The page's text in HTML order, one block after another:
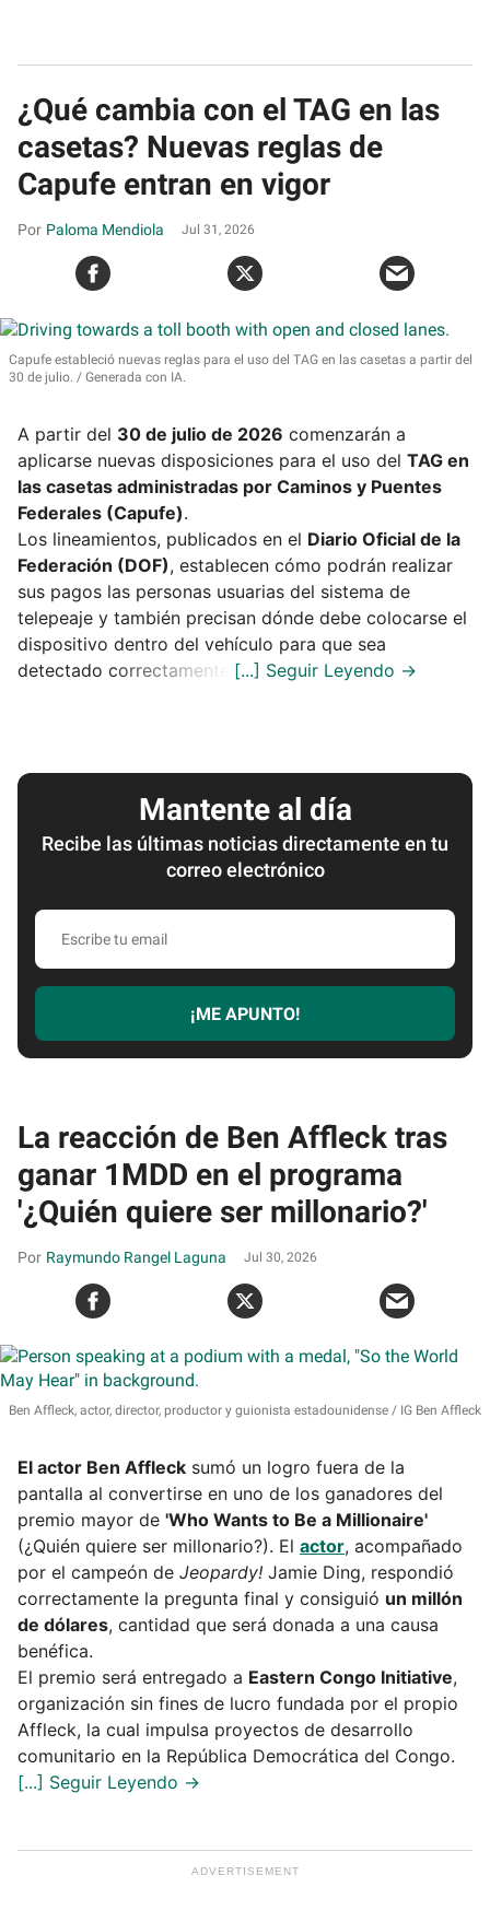
¿Qué cambia con el TAG en las
casetas? Nuevas reglas de
Capufe entran en vigor
Paloma Mendiola Jul 31, 2026
Capufe estableció nuevas reglas para el uso del TAG en las casetas a partir del
30 de julio.
Generada con IA.
A partir del 30 de julio de 2026 comenzarán a
aplicarse nuevas disposiciones para el uso del TAG en
las casetas administradas por Caminos y Puentes
Federales (Capufe).
Los lineamientos, publicados en el Diario Oficial de la
Federación (DOF), establecen cómo podrán realizar
sus pagos las personas usuarias del sistema de
telepeaje y también precisan dónde debe colocarse el
dispositivo dentro del vehículo para que sea
detectado correctamente.
Mantente al día
Recibe las últimas noticias directamente en tu
correo electrónico
Escribe
email
¡ME APUNTO!
La reacción de Ben Affleck tras
ganar 1MDD en el programa
'¿Quién quiere ser millonario?'
Raymundo Rangel Laguna Jul 30, 2026
Ben Affleck, actor, director, productor y guionista estadounidense IG Ben Affleck
El actor Ben Affleck sumó un logro fuera de la
pantalla al convertirse en uno de los ganadores del
premio mayor de 'Who Wants to Be a Millionaire'
(¿Quién quiere ser millonario?). El actor, acompañado
por el campeón de Jeopardy! Jamie Ding, respondió
correctamente la pregunta final y consiguió un millón
de dólares, cantidad que será donada a una causa
benéfica.
El premio será entregado a Eastern Congo Initiative,
organización sin fines de lucro fundada por el propio
Affleck, la cual impulsa proyectos de desarrollo
comunitario en la República Democrática del Congo.